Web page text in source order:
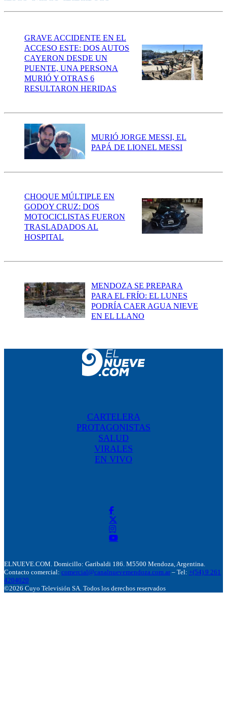
GRAVE ACCIDENTE EN EL
ACCESO ESTE: DOS AUTOS
CAYERON DESDE UN
PUENTE, UNA PERSONA
MURIÓ Y OTRAS 6
RESULTARON HERIDAS
MURIÓ JORGE MESSI, EL
PAPÁ DE LIONEL MESSI
CHOQUE MÚLTIPLE EN
GODOY CRUZ: DOS
MOTOCICLISTAS FUERON
TRASLADADOS AL
HOSPITAL
MENDOZA SE PREPARA
PARA EL FRÍO: EL LUNES
PODRÍA CAER AGUA NIEVE
EN EL LLANO
CARTELERA
PROTAGONISTAS
SALUD
VIRALES
EN VIVO
ELNUEVE.COM. Domicillo: Garibaldi 186. M5500 Mendoza, Argentina.
Contacto comercial: comercial@canalnuevemendoza.com.ar – Tel: +(54) 9 261
4204020
©2026 Cuyo Televisión SA. Todos los derechos reservados